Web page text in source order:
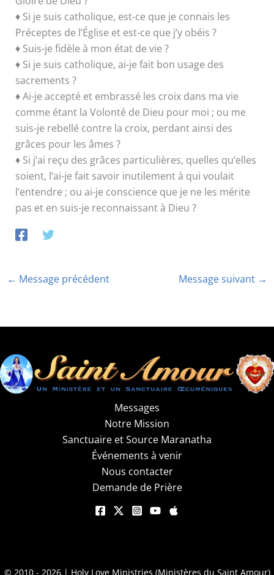
♦ Si je suis catholique, est-ce que je connais les
Préceptes de l’Église et est-ce que j’y obéis ?
♦ Suis-je fidèle à mon état de vie ?
♦ Si je suis catholique, ai-je fait bon usage des
sacrements ?
♦ Ai-je accepté et embrassé les croix dans ma vie
comme étant la Volonté de Dieu pour moi ; ou me
suis-je rebellé contre la croix, perdant ainsi des
grâces pour les âmes ?
♦ Si j’ai reçu des grâces particulières, quelles qu’elles
soient, l’ai-je fait savoir inutilement à qui voulait
l’entendre ; ou ai-je conscience que je ne les mérite
pas et en suis-je reconnaissant à Dieu ?
← Message précédent Message suivant →
Messages
Notre Mission
Sanctuaire et Source Maranatha
Événements à venir
Nous contacter
Demande de Prière
© 2010 - 2026 | Holy Love Ministries (Ministères du Saint Amour)